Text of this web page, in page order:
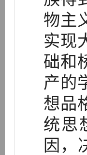
物主
实现
础和
产的
想品
统思
因，